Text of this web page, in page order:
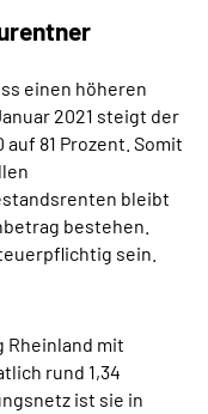
einen höheren
2021 steigt der
81 Prozent. Somit
bleibt
bestehen.
sein.
Rheinland mit
rund 1,34
ist sie in